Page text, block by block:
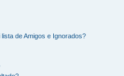
de Amigos e Ignorados?